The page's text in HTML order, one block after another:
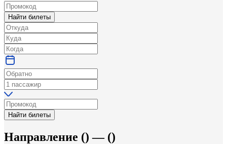
Найти билеты
Найти билеты
Направление () — ()